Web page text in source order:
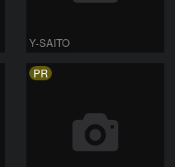
Y-SAITO
PR